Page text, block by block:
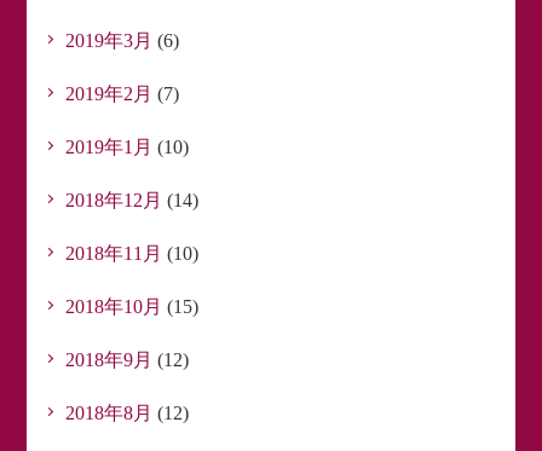
2019年3月 (6)
2019年2月 (7)
2019年1月 (10)
2018年12月 (14)
2018年11月 (10)
2018年10月 (15)
2018年9月 (12)
2018年8月 (12)